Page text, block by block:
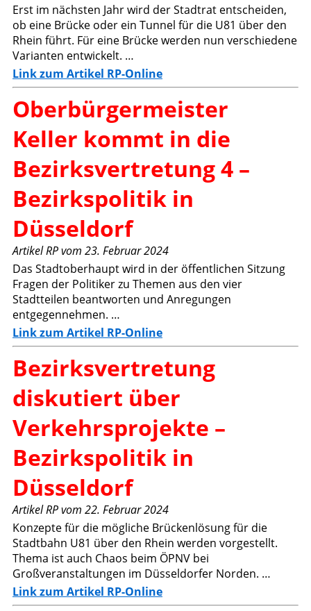
Erst im nächsten Jahr wird der Stadtrat entscheiden,
ob eine Brücke oder ein Tunnel für die U81 über den
Rhein führt. Für eine Brücke werden nun verschiedene
Varianten entwickelt. …
Link zum Artikel RP-Online
Oberbürgermeister
Keller kommt in die
Bezirksvertretung 4 –
Bezirkspolitik in
Düsseldorf
Artikel RP vom 23. Februar 2024
Das Stadtoberhaupt wird in der öffentlichen Sitzung
Fragen der Politiker zu Themen aus den vier
Stadtteilen beantworten und Anregungen
entgegennehmen. …
Link zum Artikel RP-Online
Bezirksvertretung
diskutiert über
Verkehrsprojekte –
Bezirkspolitik in
Düsseldorf
Artikel RP vom 22. Februar 2024
Konzepte für die mögliche Brückenlösung für die
Stadtbahn U81 über den Rhein werden vorgestellt.
Thema ist auch Chaos beim ÖPNV bei
Großveranstaltungen im Düsseldorfer Norden. …
Link zum Artikel RP-Online